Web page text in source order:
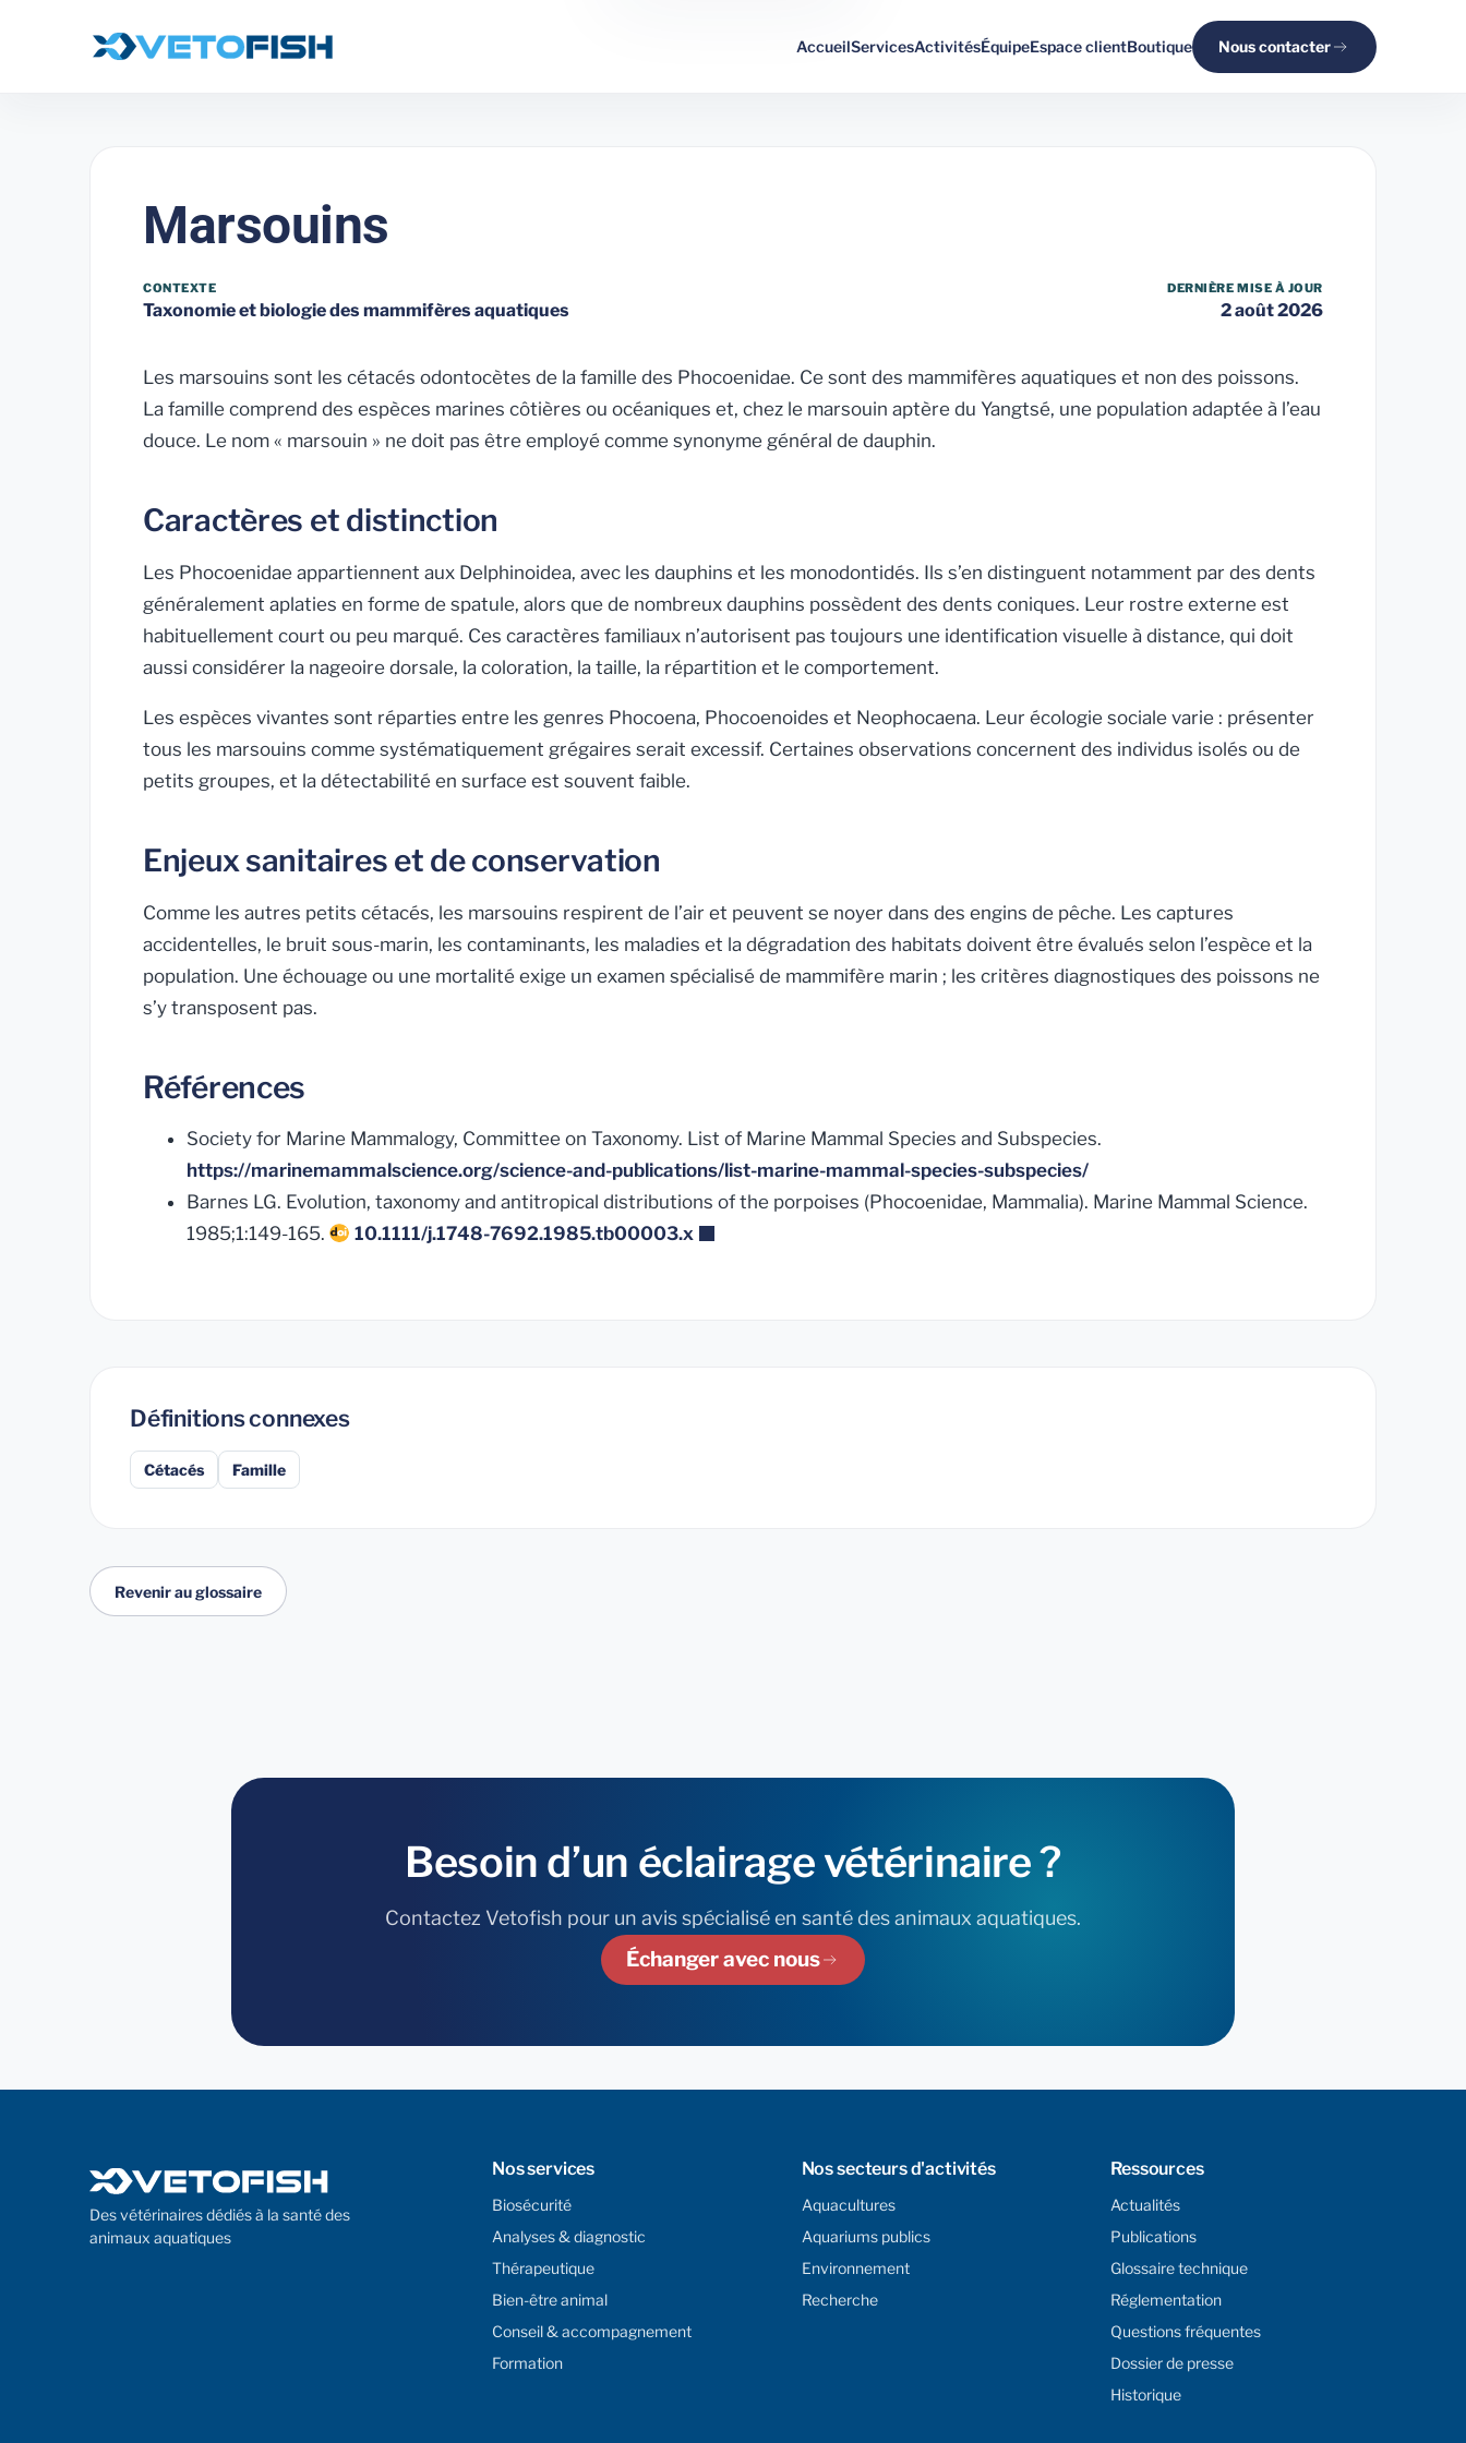
AccueilServicesActivitésÉquipeEspace clientBoutique Nous contacter
Marsouins
CONTEXTE
Taxonomie et biologie des mammifères aquatiques
DERNIÈRE MISE À JOUR
2 août 2026
Les marsouins sont les cétacés odontocètes de la famille des Phocoenidae. Ce sont des mammifères aquatiques et non des poissons.
La famille comprend des espèces marines côtières ou océaniques et, chez le marsouin aptère du Yangtsé, une population adaptée à l’eau
douce. Le nom « marsouin » ne doit pas être employé comme synonyme général de dauphin.
Caractères et distinction
Les Phocoenidae appartiennent aux Delphinoidea, avec les dauphins et les monodontidés. Ils s’en distinguent notamment par des dents
généralement aplaties en forme de spatule, alors que de nombreux dauphins possèdent des dents coniques. Leur rostre externe est
habituellement court ou peu marqué. Ces caractères familiaux n’autorisent pas toujours une identification visuelle à distance, qui doit
aussi considérer la nageoire dorsale, la coloration, la taille, la répartition et le comportement.
Les espèces vivantes sont réparties entre les genres Phocoena, Phocoenoides et Neophocaena. Leur écologie sociale varie : présenter
tous les marsouins comme systématiquement grégaires serait excessif. Certaines observations concernent des individus isolés ou de
petits groupes, et la détectabilité en surface est souvent faible.
Enjeux sanitaires et de conservation
Comme les autres petits cétacés, les marsouins respirent de l’air et peuvent se noyer dans des engins de pêche. Les captures
accidentelles, le bruit sous-marin, les contaminants, les maladies et la dégradation des habitats doivent être évalués selon l’espèce et la
population. Une échouage ou une mortalité exige un examen spécialisé de mammifère marin ; les critères diagnostiques des poissons ne
s’y transposent pas.
Références
Society for Marine Mammalogy, Committee on Taxonomy. List of Marine Mammal Species and Subspecies.
https://marinemammalscience.org/science-and-publications/list-marine-mammal-species-subspecies/
Barnes LG. Evolution, taxonomy and antitropical distributions of the porpoises (Phocoenidae, Mammalia). Marine Mammal Science.
1985;1:149-165.
10.1111/j.1748-7692.1985.tb00003.x
Définitions connexes
Cétacés Famille
Revenir au glossaire
Besoin d’un éclairagevétérinaire?
Contactez Vetofish pour un avis spécialisé en santé des animaux aquatiques.
Échanger avec nous
Des vétérinaires dédiés à la santé des
animaux aquatiques
Nos services
Biosécurité
Analyses & diagnostic
Thérapeutique
Bien-être animal
Conseil & accompagnement
Formation
Nos secteurs d'activités
Aquacultures
Aquariums publics
Environnement
Recherche
Ressources
Actualités
Publications
Glossaire technique
Réglementation
Questions fréquentes
Dossier de presse
Historique